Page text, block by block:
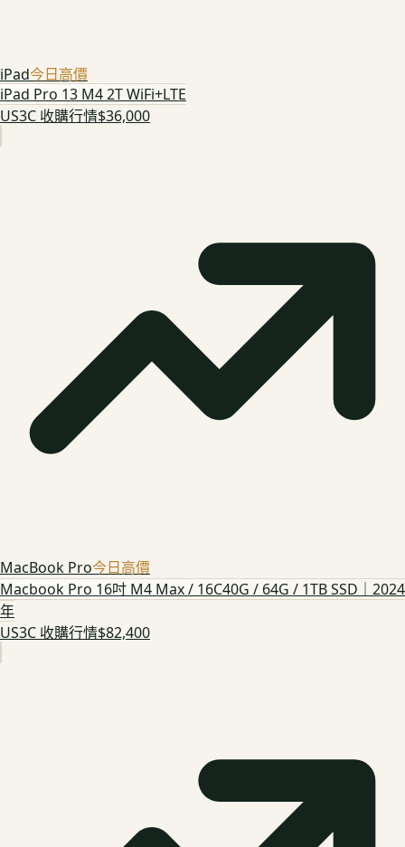
iPad今日高價
iPad Pro 13 M4 2T WiFi+LTE
US3C 收購行情$36,000
MacBook Pro今日高價
Macbook Pro 16吋 M4 Max / 16C40G / 64G / 1TB SSD｜2024
年
US3C 收購行情$82,400